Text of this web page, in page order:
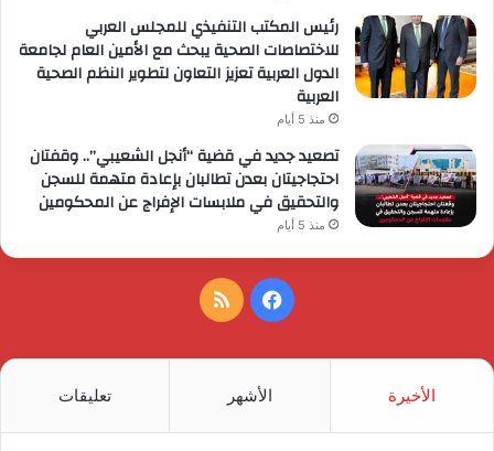
رئيس المكتب التنفيذي للمجلس العربي
للاختصاصات الصحية يبحث مع الأمين العام لجامعة
الدول العربية تعزيز التعاون لتطوير النظم الصحية
العربية
منذ 5 أيام
تصعيد جديد في قضية “أنجل الشعيبي”.. وقفتان
احتجاجيتان بعدن تطالبان بإعادة متهمة للسجن
والتحقيق في ملابسات الإفراج عن المحكومين
منذ 5 أيام
فيسبوكملخص
الأخيرة الأشهر تعليقات